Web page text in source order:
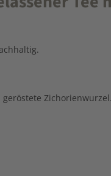
Zichorienwurzel.